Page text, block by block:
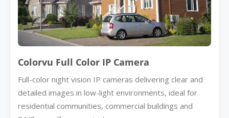
Colorvu Full Color IP Camera
Full-color night vision IP cameras delivering clear and
detailed images in low-light environments, ideal for
residential communities, commercial buildings and